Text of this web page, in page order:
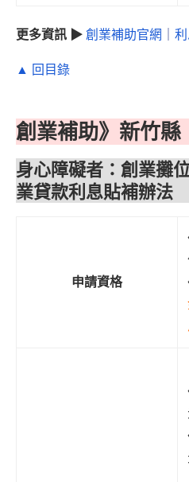
更多資訊 ▶ 創業補助官網
▲ 回目錄
創業補助》新竹縣
身心障礙者：創業攤
業貸款利息貼補辦法
申請資格